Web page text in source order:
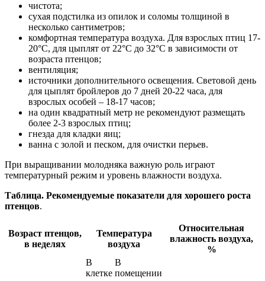
чистота;
сухая подстилка из опилок и соломы толщиной в
несколько сантиметров;
комфортная температура воздуха. Для взрослых птиц 17-
20°С, для цыплят от 22°С до 32°С в зависимости от
возраста птенцов;
вентиляция;
источники дополнительного освещения. Световой день
для цыплят бройлеров до 7 дней 20-22 часа, для
взрослых особей – 18-17 часов;
на один квадратный метр не рекомендуют размещать
более 2-3 взрослых птиц;
гнезда для кладки яиц;
ванна с золой и песком, для очистки перьев.
При выращивании молодняка важную роль играют
температурный режим и уровень влажности воздуха.
Таблица. Рекомендуемые показатели для хорошего роста
птенцов.
Возраст птенцов,
в неделях
Температура
воздуха
Относительная
влажность воздуха,
%
В
клетке
В
помещении